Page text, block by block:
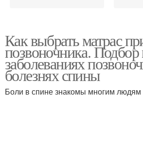
Матрас при артрите
Пружинные матрасы
Как выбрать матрас
позвоночника. Подбор
заболеваниях
болезнях спины
Боли в спине знакомы многим людям